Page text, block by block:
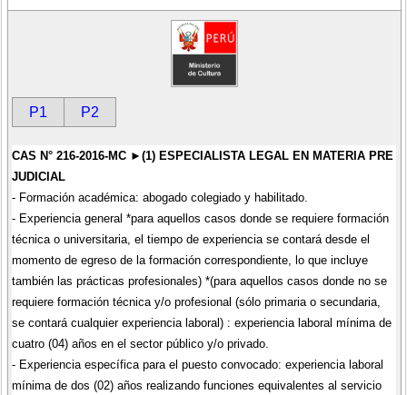
P1 P2
CAS N° 216-2016-MC ►(1) ESPECIALISTA LEGAL EN MATERIA PRE
JUDICIAL
- Formación académica: abogado colegiado y habilitado.
- Experiencia general *para aquellos casos donde se requiere formación
técnica o universitaria, el tiempo de experiencia se contará desde el
momento de egreso de la formación correspondiente, lo que incluye
también las prácticas profesionales) *(para aquellos casos donde no se
requiere formación técnica y/o profesional (sólo primaria o secundaria,
se contará cualquier experiencia laboral) : experiencia laboral mínima de
cuatro (04) años en el sector público y/o privado.
- Experiencia específica para el puesto convocado: experiencia laboral
mínima de dos (02) años realizando funciones equivalentes al servicio